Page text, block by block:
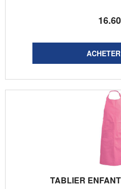
16.60
TABLIER